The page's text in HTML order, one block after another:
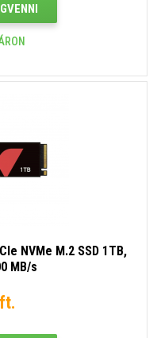
NVMe M.2 SSD 1TB,
MB/s